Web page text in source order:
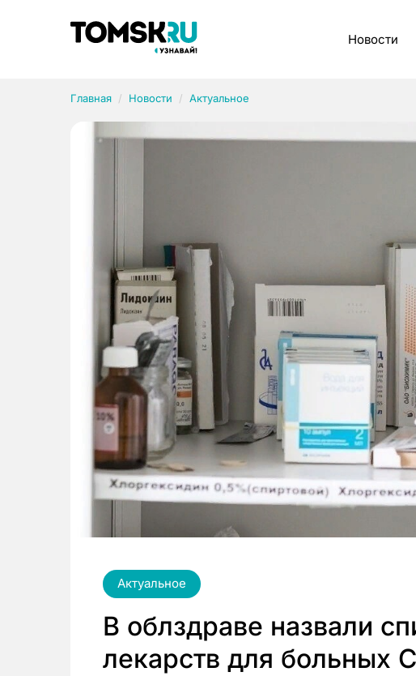
Новости
Главная Новости Актуальное
Актуальное
В облздраве назвали
лекарств для больных
Рубрики